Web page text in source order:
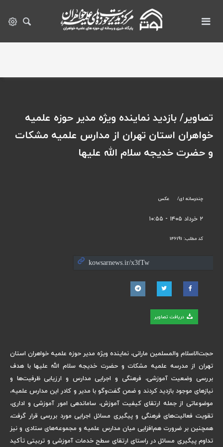
چندرسانه ای عکس
۲ خرداد ۱۴۰۵ - ۱۰:۵۵
کد مطلب: 146191
دریافت تصاویر
تصاویر/ بازدید نماینده ویژه مدیر حوزه علمیه
خواهران استان تهران از مدارس علمیه مشکات
و حضرت خدیجه سلام الله علیها
حجت‌الاسلام والمسلمین مارانی، نماینده ویژه مدیر حوزه علمیه خواهران استان
تهران از مدرسه علمیه مشکات و حضرت خدیجه سلام الله علیها با هدف
بررسی وضعیت آموزشی، فرهنگی و اجرایی مدارس و ارزیابی ظرفیت‌ها و
نیازهای موجود بازدید کردند و ضمن گفت‌وگو با مدیر و کادر این مدارس علمیه،
موضوعاتی از جمله ارتقای کیفیت آموزش، ساماندهی امور آموزشی و اداری،
تقویت فعالیت‌های فرهنگی و پیگیری مسائل اجرایی مورد بررسی قرار گرفت،
همچنین بر ضرورت هم‌افزایی میان مدارس علمیه و مجموعه‌های ستادی و نیز
تداوم پیگیری مسائل در راستای ارتقای سطح خدمات آموزشی و تربیتی تأکید